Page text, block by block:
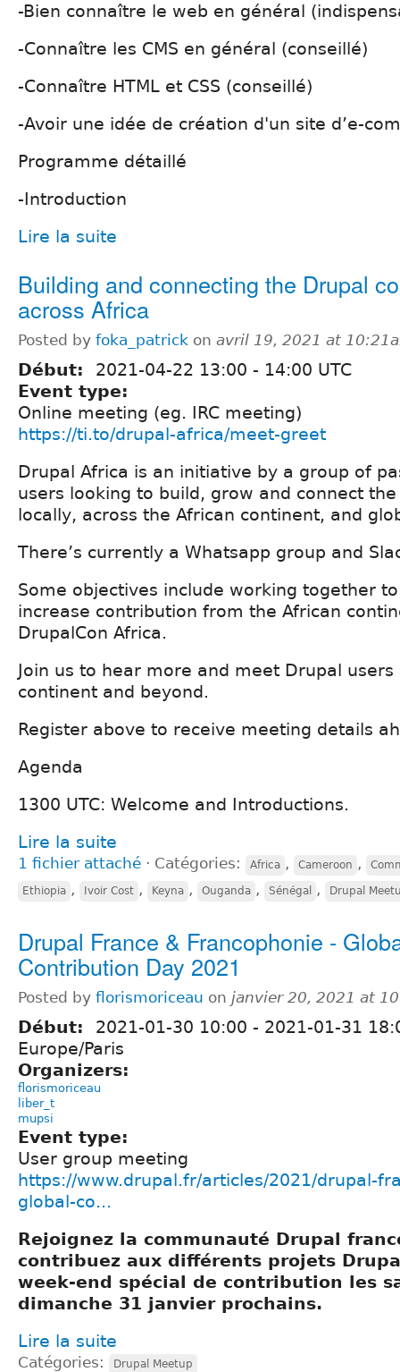
-Bien connaître le web en général
-Connaître les CMS en général (conseillé)
-Connaître HTML et CSS (conseillé)
-Avoir une idée de création d'un site d’e-
Programme détaillé
-Introduction
Lire la suite
Building and connecting the Drupal
across Africa
Posted by foka_patrick on avril 19, 2021 at
Début: 2021-04-22 13:00 - 14:00 UTC
Event type:
Online meeting (eg. IRC meeting)
https://ti.to/drupal-africa/meet-greet
Drupal Africa is an initiative by a group of
users looking to build, grow and connect
locally, across the African continent, and
There’s currently a Whatsapp group and
Some objectives include working together
increase contribution from the African
DrupalCon Africa.
Join us to hear more and meet Drupal users
continent and beyond.
Register above to receive meeting details
Agenda
1300 UTC: Welcome and Introductions.
Lire la suite
1 fichier attaché ⋅ Catégories: Africa , Cameroon ,
Ethiopia , Ivoir Cost , Keyna , Ouganda , Sénégal , Drupal
Drupal France & Francophonie -
Contribution Day 2021
Posted by florismoriceau on janvier 20, 2021 at
Début: 2021-01-30 10:00 - 2021-01-31
Europe/Paris
Organizers:
florismoriceau
liber_t
mupsi
Event type:
User group meeting
https://www.drupal.fr/articles/2021/drupal-
global-co...
Rejoignez la communauté Drupal
contribuez aux différents projets
week-end spécial de contribution les
dimanche 31 janvier prochains.
Lire la suite
Catégories: Drupal Meetup